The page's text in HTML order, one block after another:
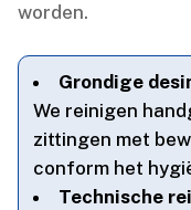
worden.​
Grondige
We reinigen
zittingen met
conform het
Technische